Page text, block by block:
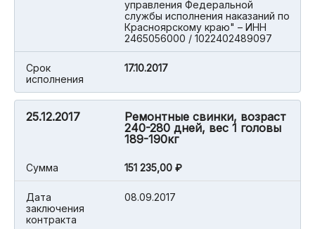
управления Федеральной
службы исполнения наказаний по
Красноярскому краю" – ИНН
2465056000 / 1022402489097
Срок
исполнения
17.10.2017
25.12.2017
Ремонтные свинки, возраст
240-280 дней, вес 1 головы
189-190кг
Cумма 151 235,00 ₽
Дата
заключения
контракта
08.09.2017